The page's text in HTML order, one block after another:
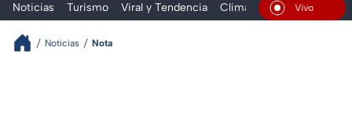
Noticias Turismo Viral y Tendencia Clima Deportes
En Vivo
Noticias Nota